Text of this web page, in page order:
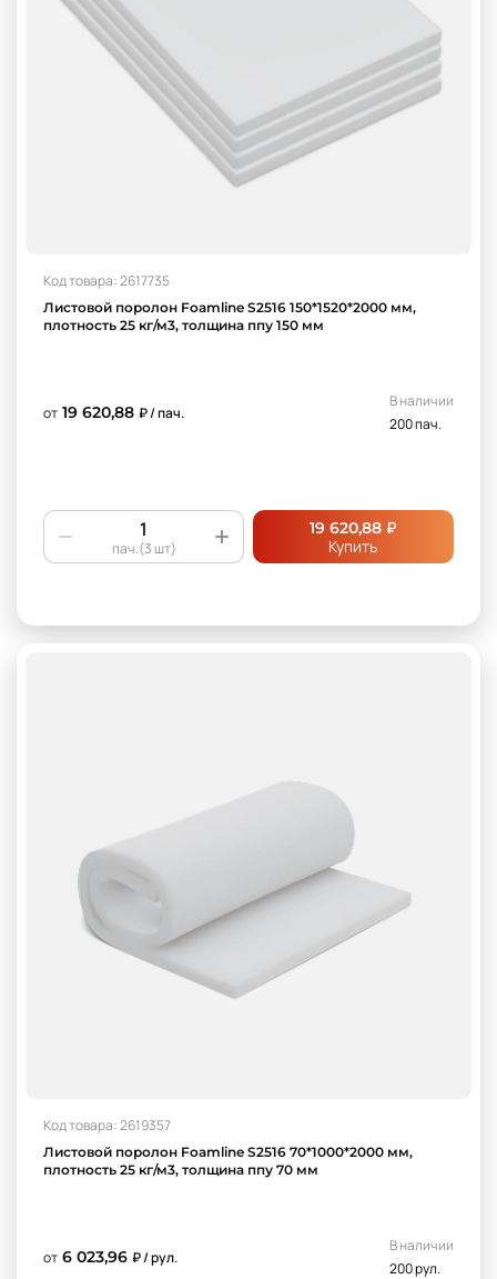
Код товара: 2617735
Листовой поролон Foamline S2516 150*1520*2000 мм,
плотность 25 кг/м3, толщина ппу 150 мм
от 19 620,88 ₽ / пач.
В наличии
200 пач.
пач.(3 шт)
19 620,88 ₽
Купить
Код товара: 2619357
Листовой поролон Foamline S2516 70*1000*2000 мм,
плотность 25 кг/м3, толщина ппу 70 мм
от 6 023,96 ₽ / рул.
В наличии
200 рул.